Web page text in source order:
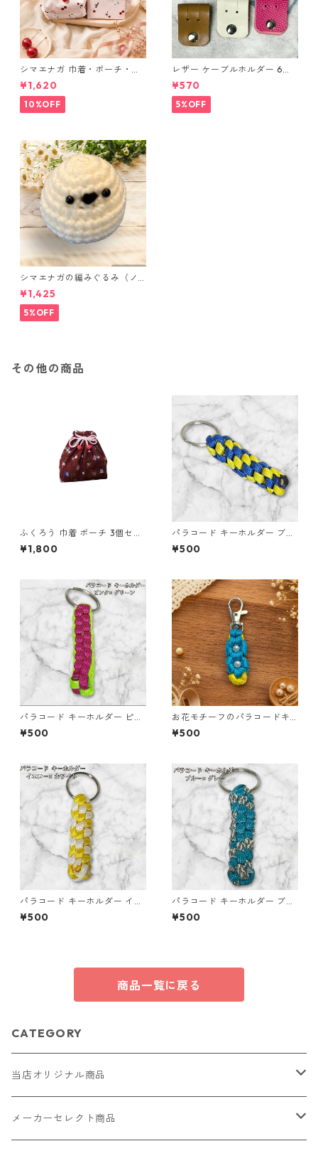
シマエナガ 巾着・ポーチ・ミ
ニポーチ(カード収納にも) ３
点セット さくらんぼ柄×淡いピ
ンク
¥1,620
10%OFF
レザー ケーブルホルダー 6個
セット
¥570
5%OFF
シマエナガの編みぐるみ（ノ
ーマル）
¥1,425
5%OFF
その他の商品
ふくろう 巾着 ポーチ 3個セッ
ト 和風 縁起物 o64 巾着袋 布
小物 ハンドメイド
¥1,800
パラコード キーホルダー ブル
ー イエロー 編み込み s32
¥500
パラコード キーホルダー ピン
ク グリーン 編み込み s30
¥500
お花モチーフのパラコードキ
ーホルダー ブルー×イエロー
ハンドメイド 国産 本革 ヌメ革
¥500
パラコード キーホルダー イエ
ロー ホワイト 編み込み s21
¥500
パラコード キーホルダー ブル
ー グレー 編み込み s20
¥500
商品一覧に戻る
CATEGORY
当店オリジナル商品
レザー（革）
メーカーセレクト商品